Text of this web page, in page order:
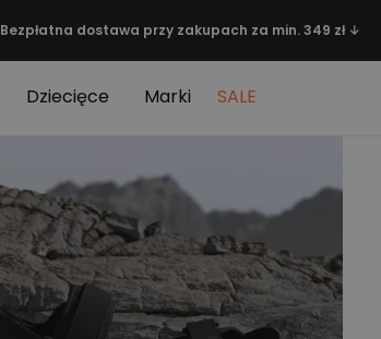
Bezpłatna dostawa przy zakupach za min. 349 zł ↓
Dziecięce Marki SALE